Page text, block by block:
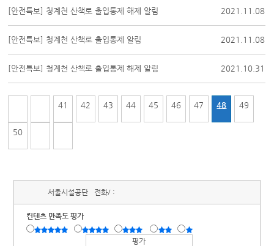
[안전특보] 청계천 산책로 출입통제 해제 알림 2021.11.08
[안전특보] 청계천 산책로 출입통제 알림 2021.11.08
[안전특보] 청계천 산책로 출입통제 해제 알림 2021.10.31
41 42 43 44 45 46 47 48 49
50
서울시설공단 전화/ :
컨텐츠 만족도 평가